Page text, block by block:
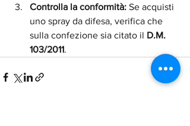
Controlla la conformità: Se acquisti
uno spray da difesa, verifica che
sulla confezione sia citato il D.M.
103/2011.